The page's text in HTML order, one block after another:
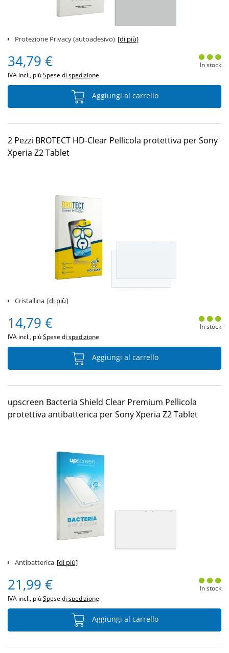
Protezione Privacy (autoadesivo) [di più]
34,79 €
IVA incl., piùSpese di spedizione
In stock
Aggiungi al carrello
2 Pezzi BROTECT HD-Clear Pellicola protettiva per Sony
Xperia Z2 Tablet
Cristallina [di più]
14,79 €
IVA incl., piùSpese di spedizione
In stock
Aggiungi al carrello
upscreen Bacteria Shield Clear Premium Pellicola
protettiva antibatterica per Sony Xperia Z2 Tablet
Antibatterica [di più]
21,99 €
IVA incl., piùSpese di spedizione
In stock
Aggiungi al carrello